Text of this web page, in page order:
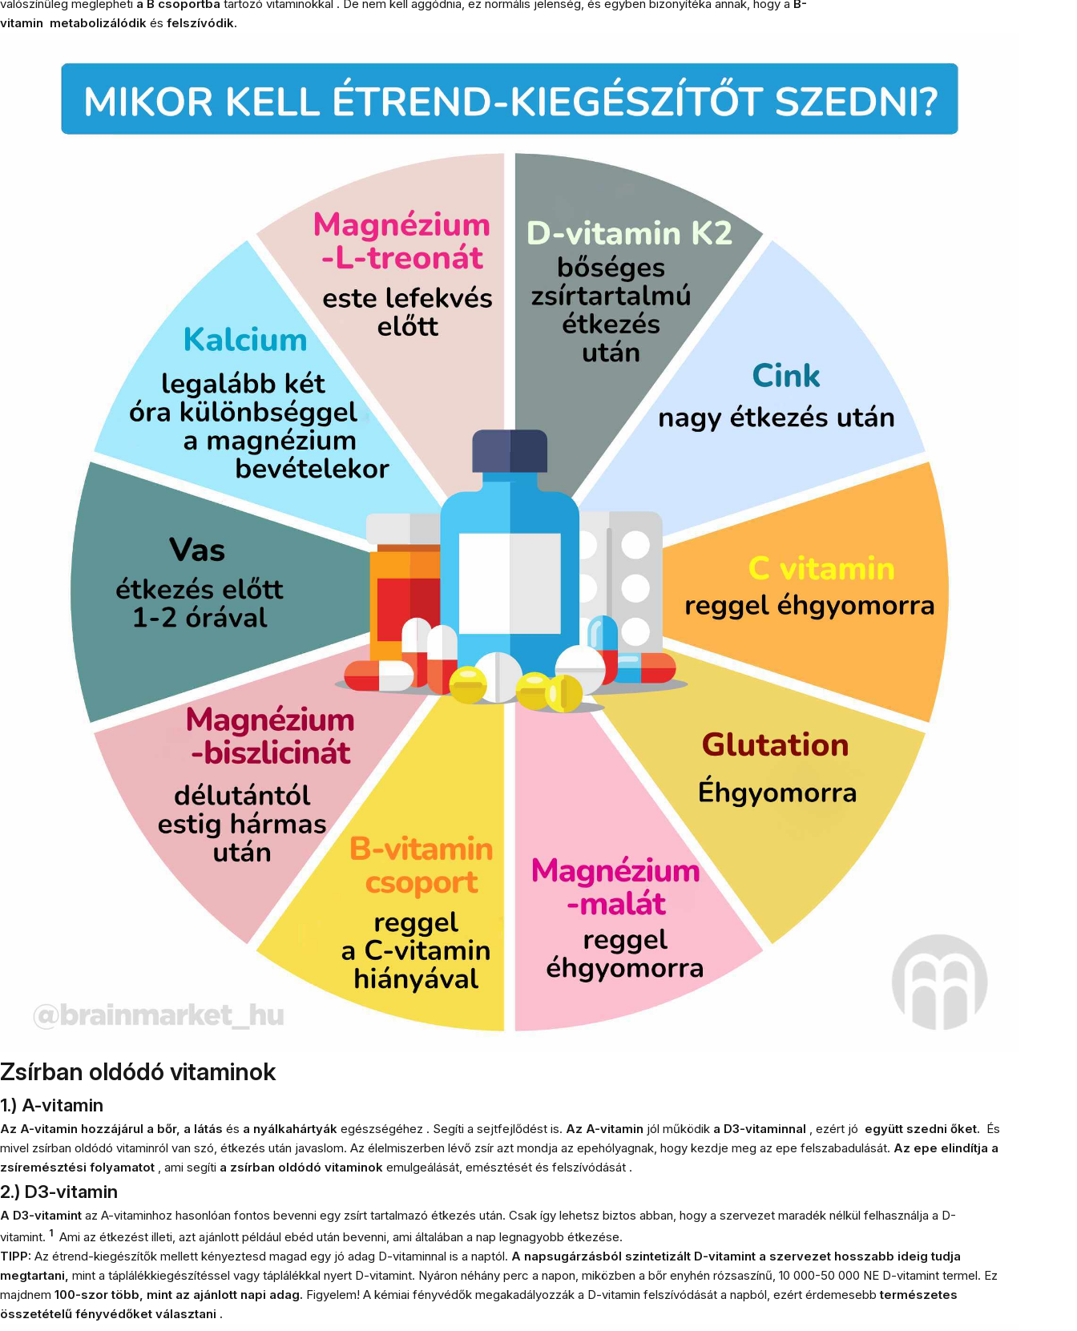
valószínűleg meglepheti a B csoportba tartozó vitaminokkal . De nem kell aggódnia, ez normális jelenség, és egyben bizonyítéka annak, hogy a B-
vitamin metabolizálódik és felszívódik.
Zsírban oldódó vitaminok
1.) A-vitamin
Az A-vitamin hozzájárul a bőr, a látás és a nyálkahártyák egészségéhez . Segíti a sejtfejlődést is. Az A-vitamin jól működik a D3-vitaminnal , ezért jó együtt szedni őket. És
mivel zsírban oldódó vitaminról van szó, étkezés után javaslom. Az élelmiszerben lévő zsír azt mondja az epehólyagnak, hogy kezdje meg az epe felszabadulását. Az epe elindítja a
zsíremésztési folyamatot , ami segíti a zsírban oldódó vitaminok emulgeálását, emésztését és felszívódását .
2.) D3-vitamin
A D3-vitamint az A-vitaminhoz hasonlóan fontos bevenni egy zsírt tartalmazó étkezés után. Csak így lehetsz biztos abban, hogy a szervezet maradék nélkül felhasználja a D-
vitamint. 1 Ami az étkezést illeti, azt ajánlott például ebéd után bevenni, ami általában a nap legnagyobb étkezése.
TIPP: Az étrend-kiegészítők mellett kényeztesd magad egy jó adag D-vitaminnal is a naptól. A napsugárzásból szintetizált D-vitamint a szervezet hosszabb ideig tudja
megtartani, mint a táplálékkiegészítéssel vagy táplálékkal nyert D-vitamint. Nyáron néhány perc a napon, miközben a bőr enyhén rózsaszínű, 10 000-50 000 NE D-vitamint termel. Ez
majdnem 100-szor több, mint az ajánlott napi adag. Figyelem! A kémiai fényvédők megakadályozzák a D-vitamin felszívódását a napból, ezért érdemesebb természetes
összetételű fényvédőket választani .